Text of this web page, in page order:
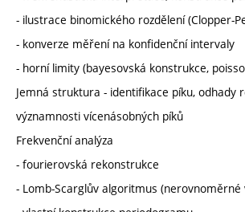
- ilustrace binomického rozdělení (Clopper-
- konverze měření na konfidenční intervaly
- horní limity (bayesovská konstrukce,
Jemná struktura - identifikace píku, odhady
významnosti vícenásobných píků
Frekvenční analýza
- fourierovská rekonstrukce
- Lomb-Scarglův algoritmus (nerovnoměrné